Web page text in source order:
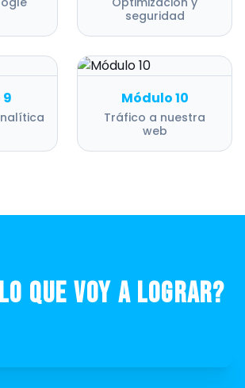
seguridad
Módulo 10
Tráfico a nuestra
web
lo que voy a lograr?